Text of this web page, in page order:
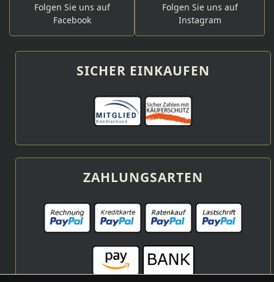
Folgen Sie uns auf
Facebook
Folgen Sie uns auf
Instagram
SICHER EINKAUFEN
ZAHLUNGSARTEN